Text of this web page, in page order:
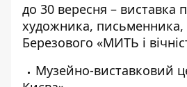
до 30 вересня – виставка
художника, письменника,
Березового «МИТЬ і
Музейно-виставковий